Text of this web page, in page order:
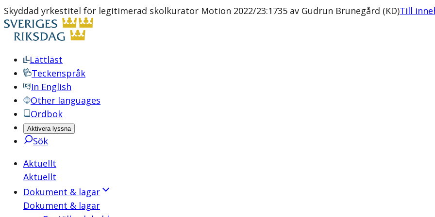
Skyddad yrkestitel för legitimerad skolkurator Motion 2022/23:1735 av Gudrun Brunegård (KD)Till
Lättläst
Teckenspråk
In English
Other languages
Ordbok
Aktivera lyssna
Sök
Aktuellt
Aktuellt
Dokument & lagar
Dokument & lagar